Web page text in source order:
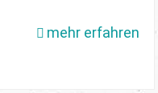
mehr erfahren